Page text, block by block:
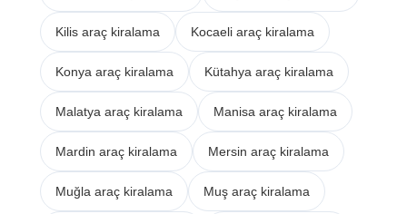
Kilis araç kiralama Kocaeli araç kiralama
Konya araç kiralama Kütahya araç kiralama
Malatya araç kiralama Manisa araç kiralama
Mardin araç kiralama Mersin araç kiralama
Muğla araç kiralama Muş araç kiralama